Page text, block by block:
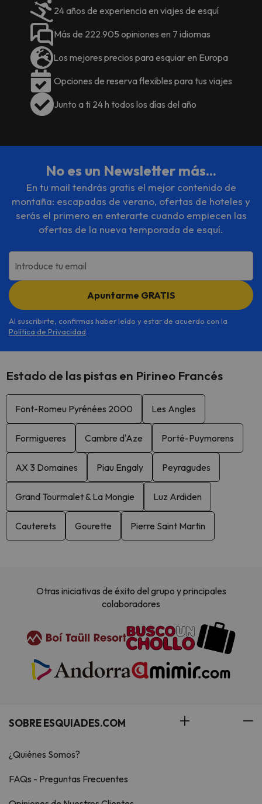
24 años de experiencia en viajes de esquí
Más de 222.905 opiniones en 7 idiomas
Los mejores precios para esquiar en Europa
Opciones de reserva flexibles para tus viajes
Junto a ti 24 h todos los días del año
No es un Newsletter más...
En tu mail tendrás gratis el mejor contenido de
montaña: escapadas de verano, ofertas de hoteles y
serás el primero en enterarte cuando empiecen las
ofertas de la nueva temporada de esquí.
Introduce tu email
Apuntarme GRATIS
Al suscribirte, confirmas haber leído y estar de acuerdo con la
Política de Privacidad
Estado de las pistas en Pirineo Francés
Font-Romeu Pyrénées 2000 Les Angles
Formigueres Cambre d'Aze Porté-Puymorens
AX 3 Domaines Piau Engaly Peyragudes
Grand Tourmalet & La Mongie Luz Ardiden
Cauterets Gourette Pierre Saint Martin
Otras iniciativas de éxito del grupo y principales
colaboradores
SOBRE ESQUIADES.COM
¿Quiénes Somos?
FAQs - Preguntas Frecuentes